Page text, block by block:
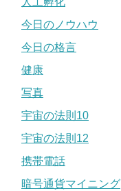
今日のノウハウ
今日の格言
健康
写真
宇宙の法則10
宇宙の法則12
携帯電話
暗号通貨マイニング